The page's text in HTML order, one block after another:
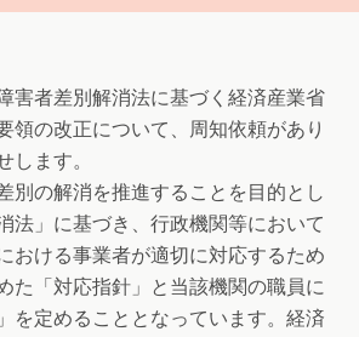
害者差別解消法に基づく経済産業省
領の改正について、周知依頼があり
します。
別の解消を推進することを目的とし
法」に基づき、行政機関等において
おける事業者が適切に対応するため
た「対応指針」と当該機関の職員に
を定めることとなっています。経済